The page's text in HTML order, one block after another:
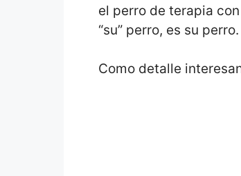
el perro de terapia
“su” perro, es su perro.
Como detalle